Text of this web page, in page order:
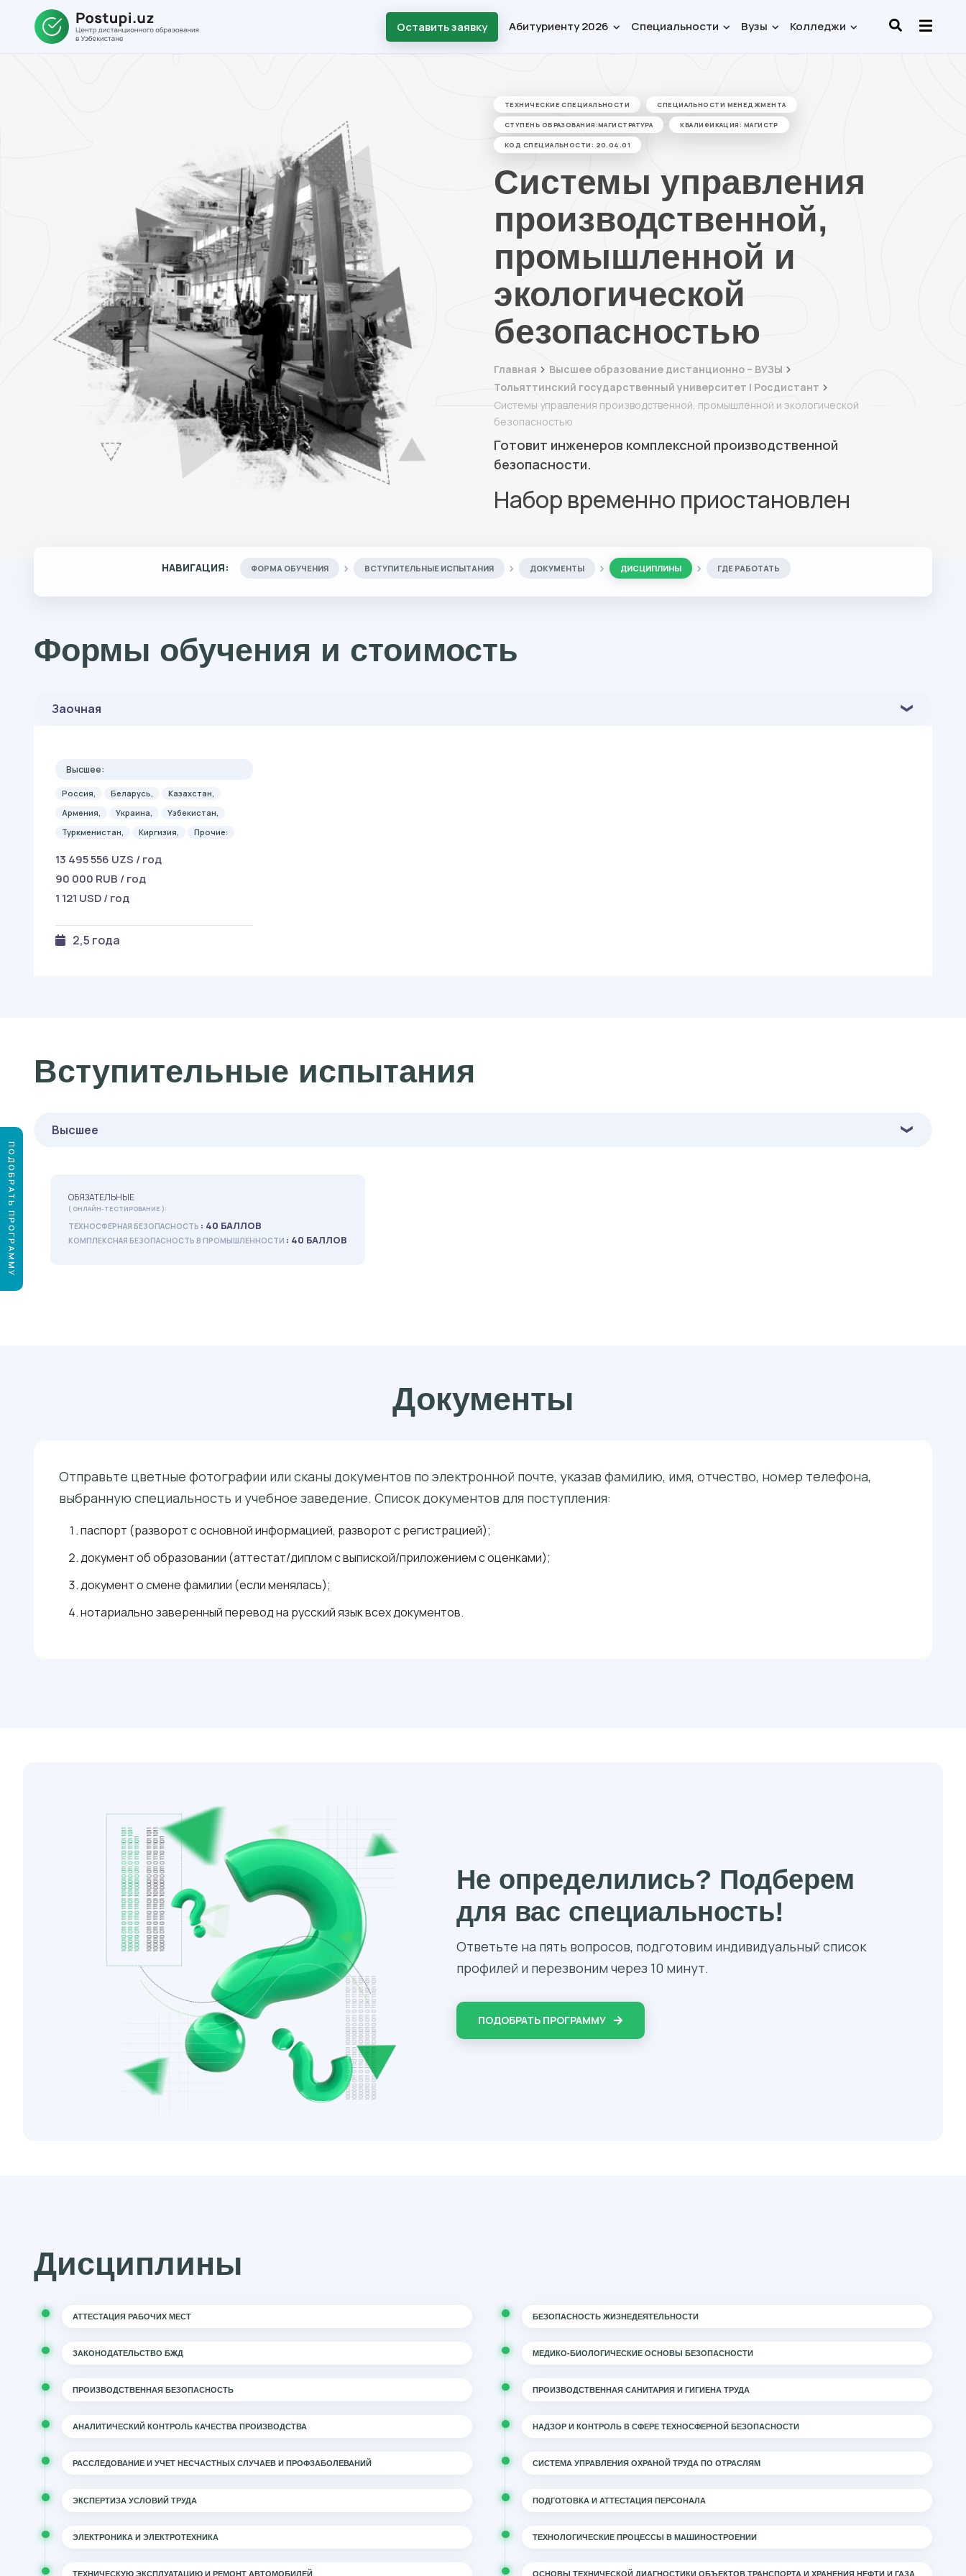
Оставить заявку Абитуриенту 2026 Специальности Вузы Колледжи
ТЕХНИЧЕСКИЕ СПЕЦИАЛЬНОСТИ СПЕЦИАЛЬНОСТИ МЕНЕДЖМЕНТА
СТУПЕНЬ ОБРАЗОВАНИЯ:МАГИСТРАТУРА КВАЛИФИКАЦИЯ: МАГИСТР
КОД СПЕЦИАЛЬНОСТИ: 20.04.01
Системы управления
производственной,
промышленной и
экологической
безопасностью
Главная
Высшее образование дистанционно – ВУЗЫ
Тольяттинский государственный университет | Росдистант
Системы управления производственной, промышленной и экологической
безопасностью
Готовит инженеров комплексной производственной
безопасности.
Набор временно приостановлен
НАВИГАЦИЯ: ФОРМА ОБУЧЕНИЯ ВСТУПИТЕЛЬНЫЕ ИСПЫТАНИЯ ДОКУМЕНТЫ ДИСЦИПЛИНЫ ГДЕ РАБОТАТЬ
Формы обучения и стоимость
Заочная
Высшее:
Россия, Беларусь,
Казахстан,
Армения,
Украина,
Узбекистан,
Туркменистан,
Киргизия, Прочие:
13 495 556 UZS / год
90 000 RUB / год
1 121 USD / год
2,5 года
Вступительные испытания
Высшее
ОБЯЗАТЕЛЬНЫЕ
( ОНЛАЙН-ТЕСТИРОВАНИЕ ):
ТЕХНОСФЕРНАЯ БЕЗОПАСНОСТЬ : 40 БАЛЛОВ
КОМПЛЕКСНАЯ БЕЗОПАСНОСТЬ В ПРОМЫШЛЕННОСТИ : 40 БАЛЛОВ
Документы
Отправьте цветные фотографии или сканы документов по электронной почте, указав фамилию, имя, отчество, номер телефона,
выбранную специальность и учебное заведение. Список документов для поступления:
паспорт (разворот с основной информацией, разворот с регистрацией);
документ об образовании (аттестат/диплом с выпиской/приложением с оценками);
документ о смене фамилии (если менялась);
нотариально заверенный перевод на русский язык всех документов.
Не определились? Подберем
для вас специальность!
Ответьте на пять вопросов, подготовим индивидуальный список
профилей и перезвоним через 10 минут.
ПОДОБРАТЬ ПРОГРАММУ
Дисциплины
АТТЕСТАЦИЯ РАБОЧИХ МЕСТ
ЗАКОНОДАТЕЛЬСТВО БЖД
ПРОИЗВОДСТВЕННАЯ БЕЗОПАСНОСТЬ
АНАЛИТИЧЕСКИЙ КОНТРОЛЬ КАЧЕСТВА ПРОИЗВОДСТВА
РАССЛЕДОВАНИЕ И УЧЕТ НЕСЧАСТНЫХ СЛУЧАЕВ И ПРОФЗАБОЛЕВАНИЙ
ЭКСПЕРТИЗА УСЛОВИЙ ТРУДА
ЭЛЕКТРОНИКА И ЭЛЕКТРОТЕХНИКА
ТЕХНИЧЕСКУЮ ЭКСПЛУАТАЦИЮ И РЕМОНТ АВТОМОБИЛЕЙ
БЕЗОПАСНОСТЬ ЖИЗНЕДЕЯТЕЛЬНОСТИ
МЕДИКО-БИОЛОГИЧЕСКИЕ ОСНОВЫ БЕЗОПАСНОСТИ
ПРОИЗВОДСТВЕННАЯ САНИТАРИЯ И ГИГИЕНА ТРУДА
НАДЗОР И КОНТРОЛЬ В СФЕРЕ ТЕХНОСФЕРНОЙ БЕЗОПАСНОСТИ
СИСТЕМА УПРАВЛЕНИЯ ОХРАНОЙ ТРУДА ПО ОТРАСЛЯМ
ПОДГОТОВКА И АТТЕСТАЦИЯ ПЕРСОНАЛА
ТЕХНОЛОГИЧЕСКИЕ ПРОЦЕССЫ В МАШИНОСТРОЕНИИ
ОСНОВЫ ТЕХНИЧЕСКОЙ ДИАГНОСТИКИ ОБЪЕКТОВ ТРАНСПОРТА И ХРАНЕНИЯ НЕФТИ И ГАЗА
ПОДОБРАТЬ ПРОГРАММУ